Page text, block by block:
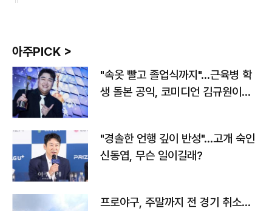
아주PICK >
"속옷 빨고 졸업식까지"…근육병 학
생 돌본 공익, 코미디언 김규원이었
"경솔한 언행 깊이 반성"…고개 숙인
신동엽, 무슨 일이길래?
프로야구, 주말까지 전 경기 취소…